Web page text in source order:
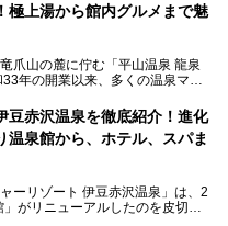
極上湯から館内グルメまで魅
爪山の麓に佇む「平山温泉 龍泉
年の開業以来、多くの温泉マニ
ろん、実はグルメも揃っているん
、その圧倒的なこだわりと魅力を
豆赤沢温泉を徹底紹介！進化
温泉館から、ホテル、スパま
ーリゾート 伊豆赤沢温泉」は、2
がリニューアルしたのを皮切り